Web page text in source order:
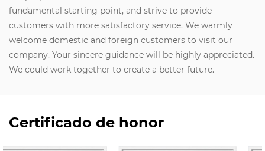
fundamental starting point, and strive to provide
customers with more satisfactory service. We warmly
welcome domestic and foreign customers to visit our
company. Your sincere guidance will be highly appreciated.
We could work together to create a better future.
Certificado de honor